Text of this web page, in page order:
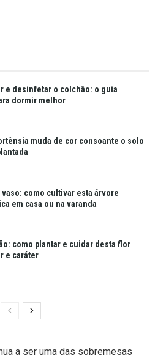
e desinfetar o colchão: o guia
dormir melhor
muda de cor consoante o solo
como cultivar esta árvore
em casa ou na varanda
como plantar e cuidar desta flor
e caráter
a ser uma das sobremesas